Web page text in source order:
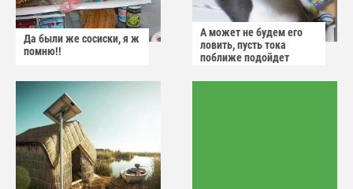
Да были же сосиски, я ж
помню!!
А может не будем его
ловить, пусть тока
поближе подойдет